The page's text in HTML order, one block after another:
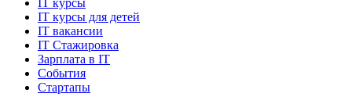
IT курсы
IT курсы для детей
IT вакансии
IT Стажировка
Зарплата в IT
События
Стартапы